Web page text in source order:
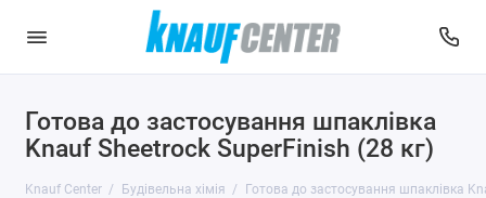
Готова до застосування шпаклівка
Knauf Sheetrock SuperFinish (28 кг)
Knauf Center Будівельна хімія Готова до застосування шпаклівка